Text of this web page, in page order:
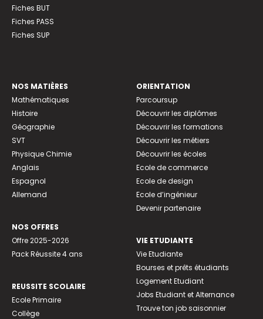
Fiches BUT
Fiches PASS
Fiches SUP
NOS MATIÈRES
Mathématiques
Histoire
Géographie
SVT
Physique Chimie
Anglais
Espagnol
Allemand
NOS OFFRES
Offre 2025-2026
Pack Réussite 4 ans
REUSSITE SCOLAIRE
Ecole Primaire
Collège
ORIENTATION
Parcoursup
Découvrir les diplômes
Découvrir les formations
Découvrir les métiers
Découvrir les écoles
Ecole de commerce
Ecole de design
Ecole d’ingénieur
Devenir partenaire
VIE ETUDIANTE
Vie Etudiante
Bourses et prêts étudiants
Logement Etudiant
Jobs Etudiant et Alternance
Trouve ton job saisonnier